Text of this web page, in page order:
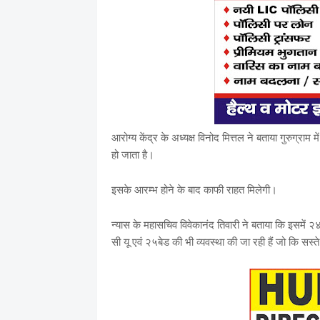
आरोग्य केंद्र के अध्यक्ष विनोद मित्तल ने बताया
हो जाता है।
इसके आरम्भ होने के बाद काफी राहत मिलेगी।
न्यास के महासचिव विवेकानंद तिवारी ने बताया कि
सी यू एवं २५बेड की भी व्यवस्था की जा रही हैं जो कि